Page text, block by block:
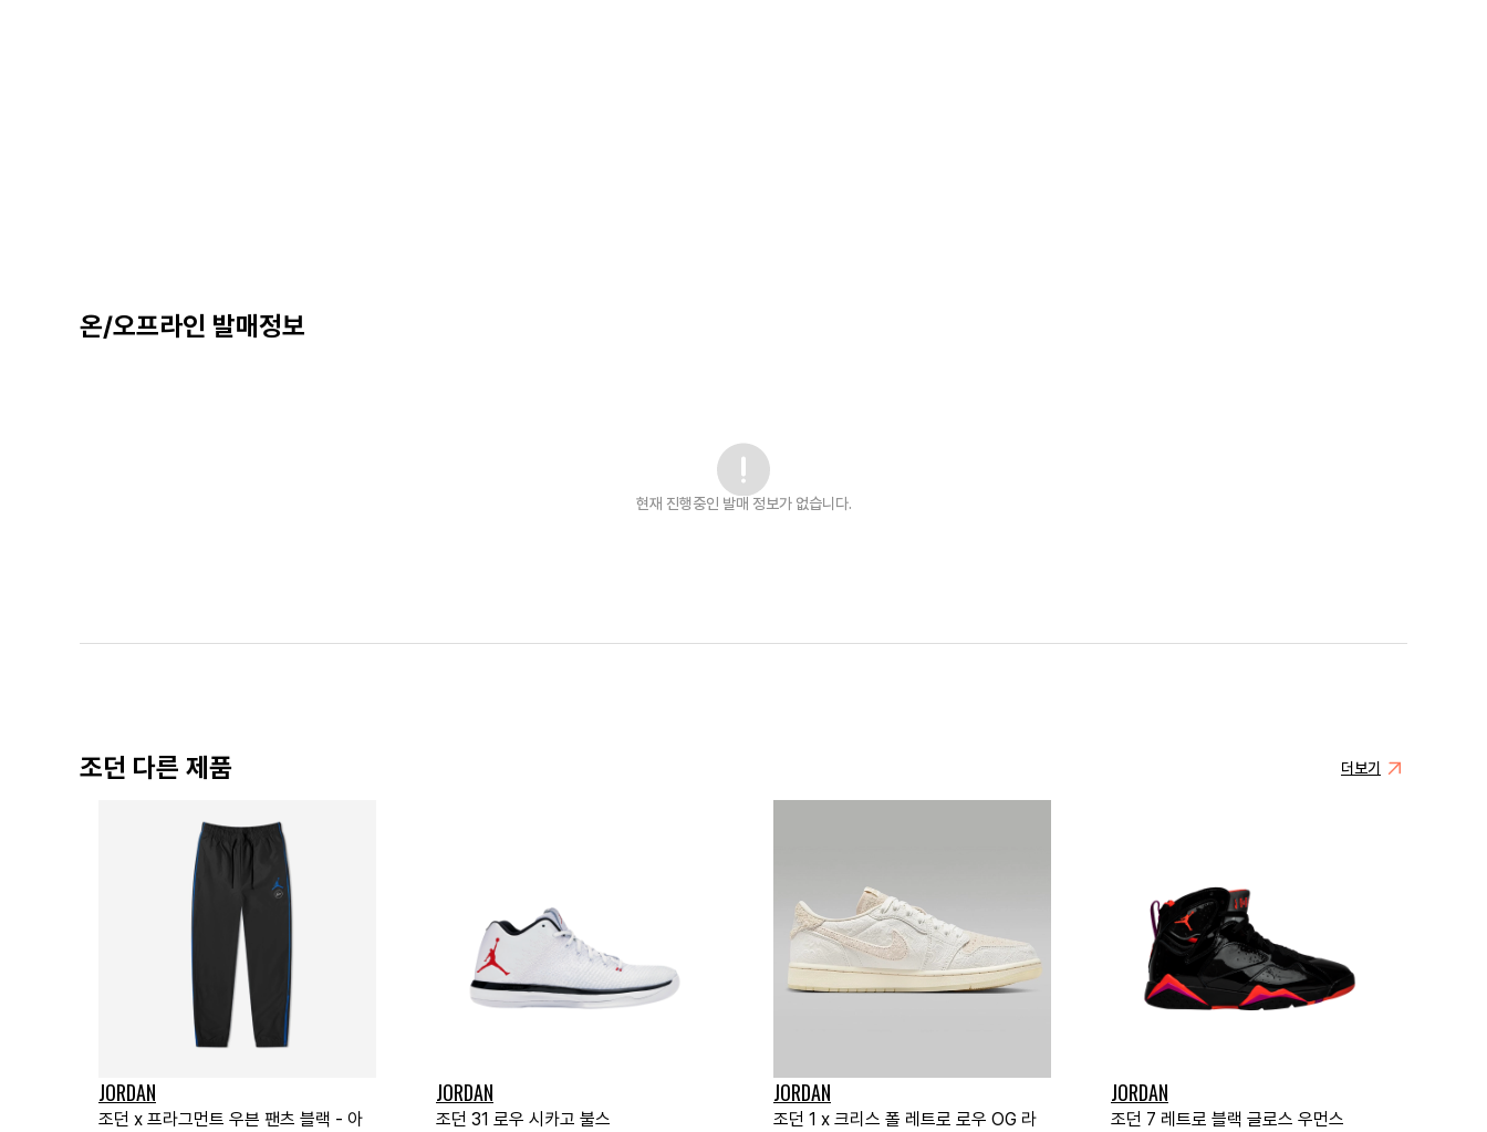
온/오프라인 발매정보
현재 진행중인 발매 정보가 없습니다.
조던 다른 제품 더보기
JORDAN
조던 x 프라그먼트 우븐 팬츠 블랙 - 아
JORDAN
조던 31 로우 시카고 불스
JORDAN
조던 1 x 크리스 폴 레트로 로우 OG 라
JORDAN
조던 7 레트로 블랙 글로스 우먼스